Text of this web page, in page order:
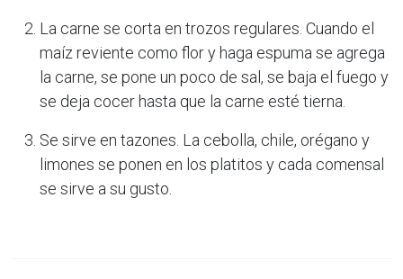
La carne se corta en trozos regulares. Cuando el
maíz reviente como flor y haga espuma se agrega
la carne, se pone un poco de sal, se baja el fuego y
se deja cocer hasta que la carne esté tierna.
Se sirve en tazones. La cebolla, chile, orégano y
limones se ponen en los platitos y cada comensal
se sirve a su gusto.